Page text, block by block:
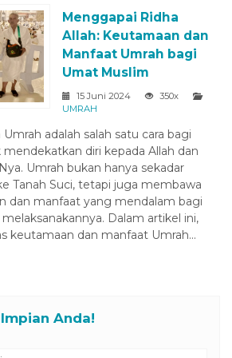
Menggapai Ridha
Allah: Keutamaan dan
Manfaat Umrah bagi
Umat Muslim
15 Juni 2024
350x
UMRAH
adalah salah satu cara bagi
diri kepada Allah dan
Umrah bukan hanya sekadar
Tanah Suci, tetapi juga membawa
dan manfaat yang mendalam bagi
Dalam artikel ini,
keutamaan dan manfaat Umrah...
Anda!